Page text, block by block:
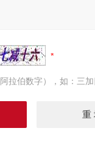
拉伯数字），如：三